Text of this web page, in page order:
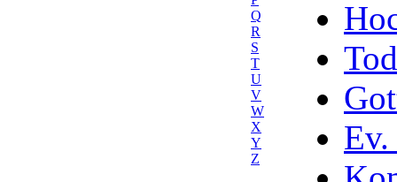
Q
R
S
T
U
V
W
X
Y
Z
Ev.